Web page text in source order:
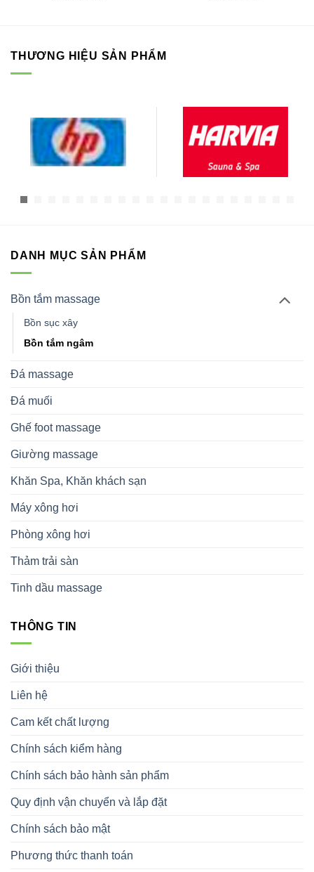
THƯƠNG HIỆU SẢN PHẨM
DANH MỤC SẢN PHẨM
Bồn tắm massage
Bồn sục xây
Bồn tắm ngâm
Đá massage
Đá muối
Ghế foot massage
Giường massage
Khăn Spa, Khăn khách sạn
Máy xông hơi
Phòng xông hơi
Thảm trải sàn
Tinh dầu massage
THÔNG TIN
Giới thiệu
Liên hệ
Cam kết chất lượng
Chính sách kiểm hàng
Chính sách bảo hành sản phẩm
Quy định vận chuyển và lắp đặt
Chính sách bảo mật
Phương thức thanh toán